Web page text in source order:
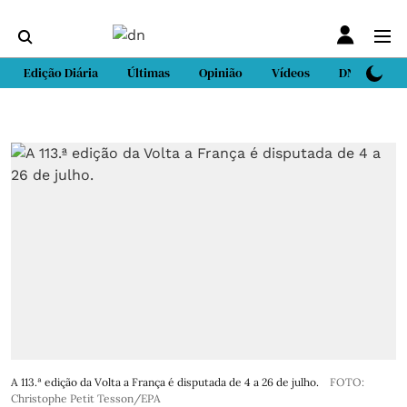
Edição Diária Últimas Opinião Vídeos DN Sport
A 113.ª edição da Volta a França é disputada de 4 a 26 de julho.
FOTO:
Christophe Petit Tesson/EPA